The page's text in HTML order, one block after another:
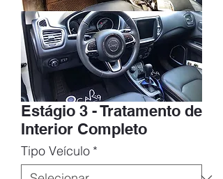
Estágio 3 - Tratamento de
Interior Completo
Tipo Veículo *